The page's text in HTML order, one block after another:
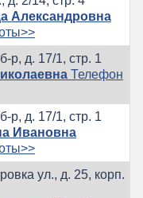
Александровна
р, д. 17/1, стр. 1
Телефон
р, д. 17/1, стр. 1
Ивановна
ул., д. 25, корп.